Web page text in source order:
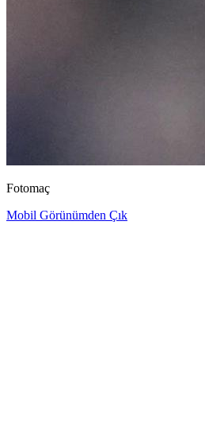
Fotomaç
Mobil Görünümden Çık